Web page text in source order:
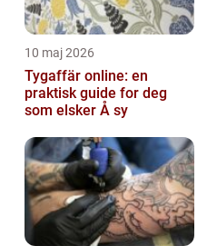
10 maj 2026
Tygaffär online: en
praktisk guide for deg
som elsker Å sy